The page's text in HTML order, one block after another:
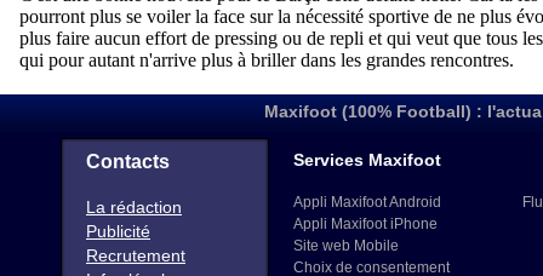
Maxifoot (100% Football) :
Contacts
La rédaction
Publicité
Recrutement
Services Maxifoot
Appli Maxifoot Android
Appli Maxifoot iPhone
Site web Mobile
Choix de consentement